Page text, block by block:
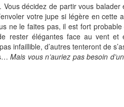
Vous décidez de partir vous balader
votre jupe si légère en cette
ne le faites pas, il est fort
rester élégantes face au vent et
infaillible, d’autres tenteront de
Mais vous n’auriez pas besoin